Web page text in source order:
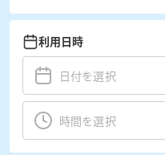
利用日時